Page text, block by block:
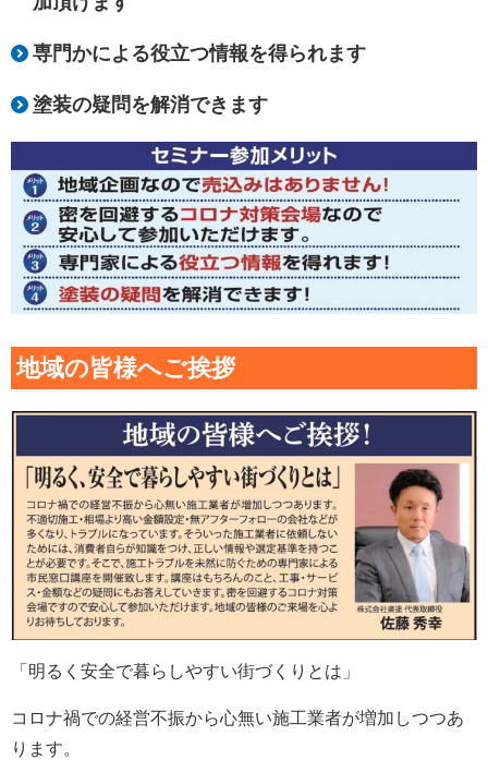
専門かによる役立つ情報を得られます
塗装の疑問を解消できます
地域の皆様へご挨拶
「明るく安全で暮らしやすい街づくりとは」
コロナ禍での経営不振から心無い施工業者が増加しつつあ
ります。